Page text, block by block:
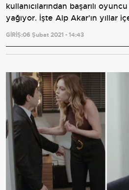
kullanıcılarından başarılı
yağıyor. İşte Alp Akar'ın yıllar
GİRİŞ:06 Şubat 2021 - 14:43